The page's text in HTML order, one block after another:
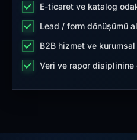
E-ticaret ve katalog
Lead / form dönüşümü
B2B hizmet ve
Veri ve rapor disiplinine